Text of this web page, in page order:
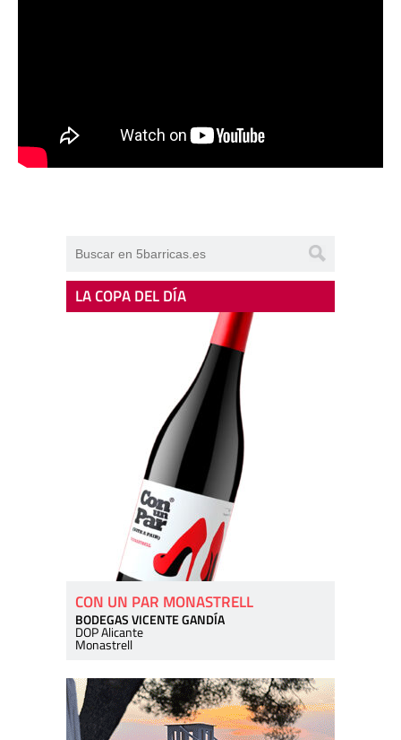
LA COPA DEL DÍA
CON UN PAR MONASTRELL
BODEGAS VICENTE GANDÍA
DOP Alicante
Monastrell